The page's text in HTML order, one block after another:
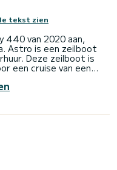
tekst zien
440 van 2020 aan,
Astro is een zeilboot
Deze zeilboot is
een cruise van een
hut(ten) en een
een uitzonderlijke